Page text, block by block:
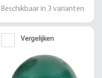
Beschikbaar in 3 varianten
Vergelijken